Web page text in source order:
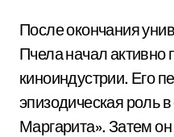
После окончания
Пчела начал активно
киноиндустрии. Его
эпизодическая роль
Маргарита». Затем